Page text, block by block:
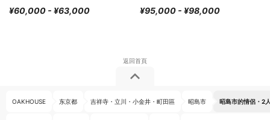
¥60,000 - ¥63,000 ¥95,000 - ¥98,000
OAKHOUSE 东京都 吉祥寺・立川・小金井・町田區 昭島市 昭島市的情侶・2